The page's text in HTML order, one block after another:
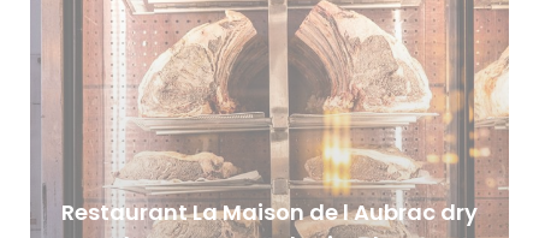
Restaurant La Maison de l Aubrac dry